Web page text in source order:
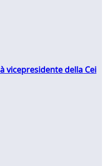
vicepresidente della Cei